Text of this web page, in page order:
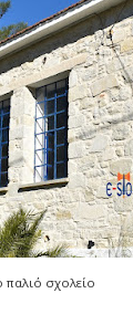
παλιό σχολείο